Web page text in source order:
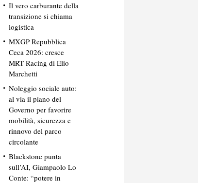
Il vero carburante della
transizione si chiama
logistica
MXGP Repubblica
Ceca 2026: cresce
MRT Racing di Elio
Marchetti
Noleggio sociale auto:
al via il piano del
Governo per favorire
mobilità, sicurezza e
rinnovo del parco
circolante
Blackstone punta
sull’AI, Giampaolo Lo
Conte: “potere in